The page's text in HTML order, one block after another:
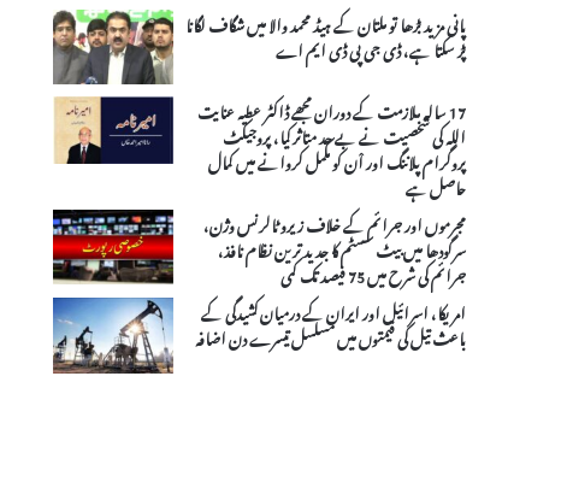
پانی مزید بڑھا تو ملتان کے ہیڈ محمد والا میں شگاف لگانا
پڑ سکتا ہے، ڈی جی پی ڈی ایم اے
17 سالہ ملازمت کے دوران مجھے ڈاکٹر عطیہ عنایت
اللہ کی شخصیت نے بے حد متاثر کیا، پروجیکٹ
پروگرام پلاننگ اور اْن کو مکمل کروانے میں کمال
حاصل ہے
مجرموں اور جرائم کے خلاف زیرو ٹالرنس وژن،
سرگودھا میں بیٹ سسٹم کا جدید ترین نظام نافذ،
جرائم کی شرح میں 75 فیصد تک کمی
امریکا، اسرائیل اور ایران کے درمیان کشیدگی کے
باعث تیل کی قیمتوں میں مسلسل تیسرے دن اضافہ